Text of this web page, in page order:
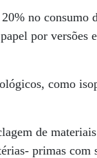
no consumo
por versões
como
de
primas com